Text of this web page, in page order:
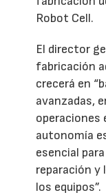
Robot Cell.
El director
fabricación
crecerá en
avanzadas,
operaciones
autonomía
esencial
reparación y
los equipos”.